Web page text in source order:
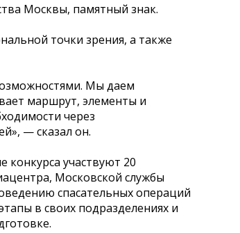
Москвы, памятный знак.
точки зрения, а также
Мы даем
маршрут, элементы и
через
— сказал он.
конкурса участвуют 20
Московской службы
спасательных операций
в своих подразделениях и